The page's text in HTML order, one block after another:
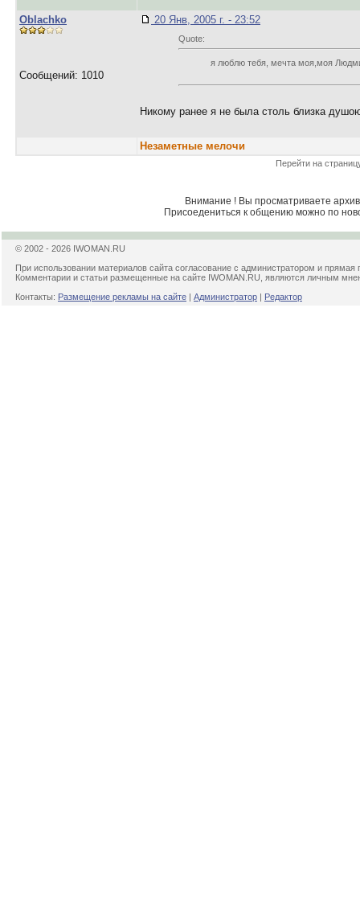
Oblachko
Сообщений: 1010
20 Янв, 2005 г. - 23:52
Quote:
я люблю тебя, мечта моя,моя
Никому ранее я не была столь близка
Незаметные мелочи
Перейти на
Внимание ! Вы просматриваете
Присоедениться к общению можно по
© 2002 - 2026 IWOMAN.RU
При использовании материалов сайта согласование с администратором и прямая
Комментарии и статьи размещенные на сайте IWOMAN.RU, являются личным
Контакты: Размещение рекламы на сайте | Администратор | Редактор